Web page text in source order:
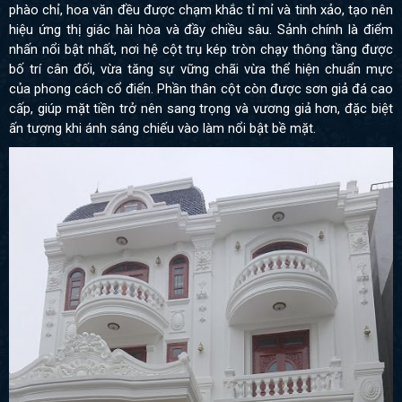
phào chỉ, hoa văn đều được chạm khắc tỉ mỉ và tinh xảo, tạo nên
hiệu ứng thị giác hài hòa và đầy chiều sâu. Sảnh chính là điểm
nhấn nổi bật nhất, nơi hệ cột trụ kép tròn chạy thông tầng được
bố trí cân đối, vừa tăng sự vững chãi vừa thể hiện chuẩn mực
của phong cách cổ điển. Phần thân cột còn được sơn giả đá cao
cấp, giúp mặt tiền trở nên sang trọng và vương giả hơn, đặc biệt
ấn tượng khi ánh sáng chiếu vào làm nổi bật bề mặt.